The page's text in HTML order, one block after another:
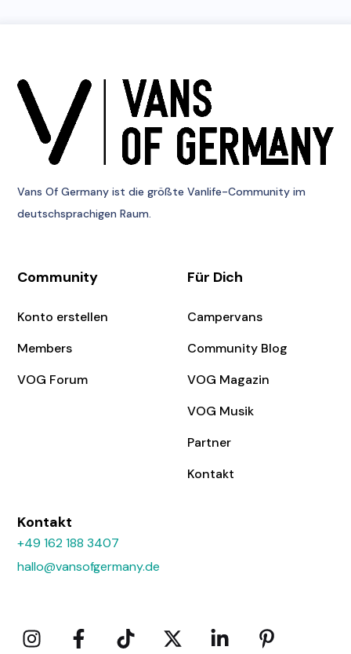
Vans Of Germany ist die größte Vanlife-Community im
deutschsprachigen Raum.
Community
Konto erstellen
Members
VOG Forum
Für Dich
Campervans
Community Blog
VOG Magazin
VOG Musik
Partner
Kontakt
Kontakt
+49 162 188 3407
hallo@vansofgermany.de